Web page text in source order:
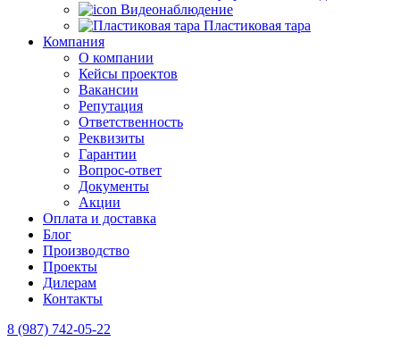
Видеонаблюдение
Пластиковая тара
Компания
О компании
Кейсы проектов
Вакансии
Репутация
Ответственность
Реквизиты
Гарантии
Вопрос-ответ
Документы
Акции
Оплата и доставка
Блог
Производство
Проекты
Дилерам
Контакты
8 (987) 742-05-22